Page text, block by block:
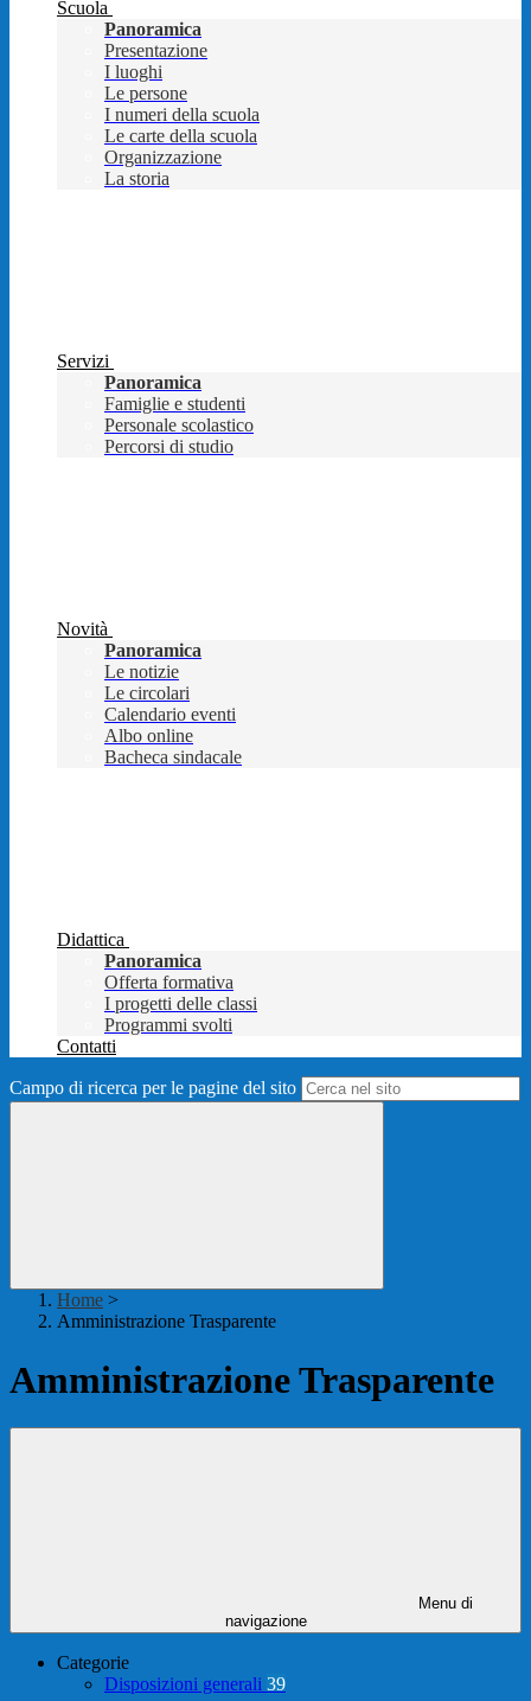
Scuola
Panoramica
Presentazione
I luoghi
Le persone
I numeri della scuola
Le carte della scuola
Organizzazione
La storia
Servizi
Panoramica
Famiglie e studenti
Personale scolastico
Percorsi di studio
Novità
Panoramica
Le notizie
Le circolari
Calendario eventi
Albo online
Bacheca sindacale
Didattica
Panoramica
Offerta formativa
I progetti delle classi
Programmi svolti
Contatti
Campo di ricerca per le pagine del sito
Home >
Amministrazione Trasparente
Amministrazione Trasparente
Menu di
navigazione
Categorie
Disposizioni generali 39